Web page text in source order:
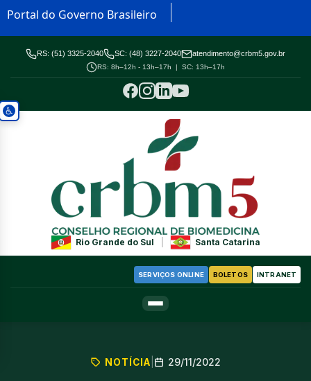
Portal do Governo Brasileiro
RS: (51) 3325-2040 SC: (48) 3227-2040 atendimento@crbm5.gov.br
RS: 8h–12h - 13h–17h | SC: 13h–17h
Rio Grande do Sul Santa Catarina
SERVIÇOS ONLINE BOLETOS INTRANET
NOTÍCIA 29/11/2022